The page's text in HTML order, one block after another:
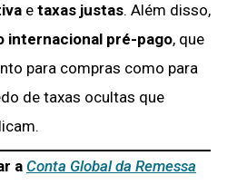
e taxas justas. Além disso,
internacional pré-pago, que
para compras como para
de taxas ocultas que
a Conta Global da Remessa